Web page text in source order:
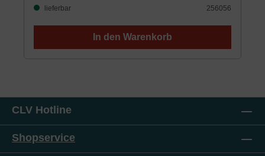
Worterklärungen, Maße/Gewichte, Tabellen und
Hardcover, bunt, Blindschnitt
lieferbar 256056
In den Warenkorb
CLV Hotline
Shopservice